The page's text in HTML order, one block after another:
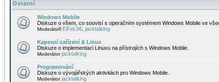
Ostatní
Windows Mobile
Diskuze o všem, co souvisí s operačním systémem Windows Mobile ve
Moderátoři EiFeL96 jacktalking
Kapesní zařízení & Linux
Diskuze o implementaci Linuxu na přístrojích s Windows Mobile.
Moderátorjacktalking
Programování
Diskuze o vývojářských aktivitách pro Windows Mobile.
Moderátorjacktalking